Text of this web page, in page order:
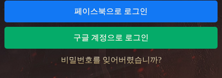
페이스북으로 로그인
구글 계정으로 로그인
비밀번호를 잊어버렸습니까?